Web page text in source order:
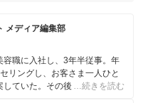
メディア編集部
容職に入社し、3年半従事。年
リングし、お客さま一人ひと
していた。その後マイベストへ
…続きを読む